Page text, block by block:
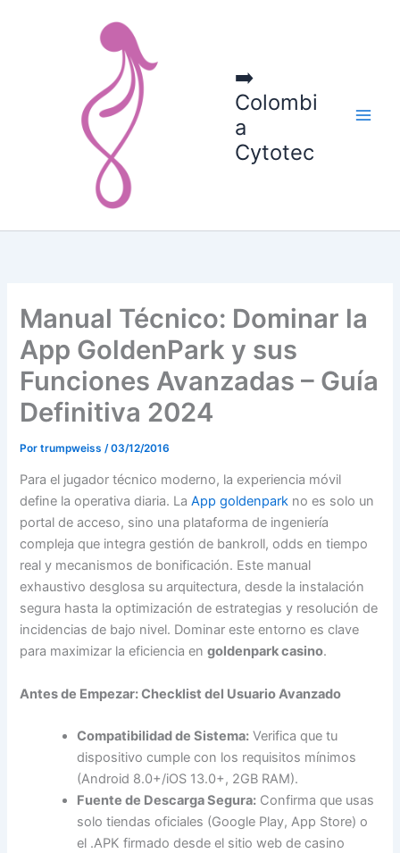
➡️
Colombi
a
Cytotec
Manual Técnico: Dominar la
App GoldenPark y sus
Funciones Avanzadas – Guía
Definitiva 2024
Portrumpweiss/03/12/2016
Para el jugador técnico moderno, la experiencia móvil
define la operativa diaria. LaApp goldenpark no es solo un
portal de acceso, sino una plataforma de ingeniería
compleja que integra gestión de bankroll, odds en tiempo
real y mecanismos de bonificación. Este manual
exhaustivo desglosa su arquitectura, desde la instalación
segura hasta la optimización de estrategias y resolución de
incidencias de bajo nivel. Dominar este entorno es clave
para maximizar la eficiencia engoldenpark casino.
Antes de Empezar: Checklist del Usuario Avanzado
Compatibilidad de Sistema: Verifica que tu
dispositivo cumple con los requisitos mínimos
(Android 8.0+/iOS 13.0+, 2GB RAM).
Fuente de Descarga Segura: Confirma que usas
solo tiendas oficiales (Google Play, App Store) o
el .APK firmado desde el sitio web de casino